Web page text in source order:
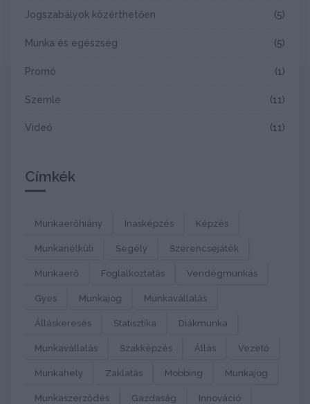
Jogszabályok közérthetően (5)
Munka és egészség (5)
Promó (1)
Szemle (11)
Videó (11)
Címkék
Munkaerőhiány Inasképzés Képzés
Munkanélküli Segély Szerencsejáték
Munkaerő Foglalkoztatás Vendégmunkás
Gyes Munkajog Munkavállalás
Álláskeresés Statisztika Diákmunka
Munkavállalás Szakképzés Állás Vezető
Munkahely Zaklatás Mobbing Munkajog
Munkaszerződés Gazdaság Innováció